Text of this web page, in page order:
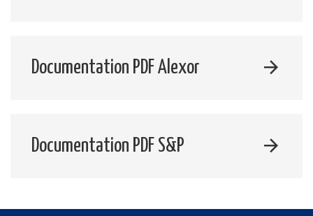
Documentation PDF Alexor
Documentation PDF S&P